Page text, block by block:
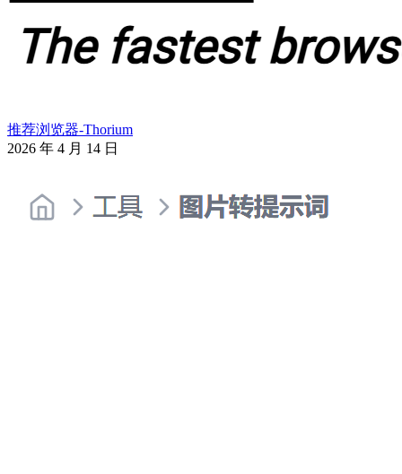
推荐浏览器-Thorium
2026 年 4 月 14 日